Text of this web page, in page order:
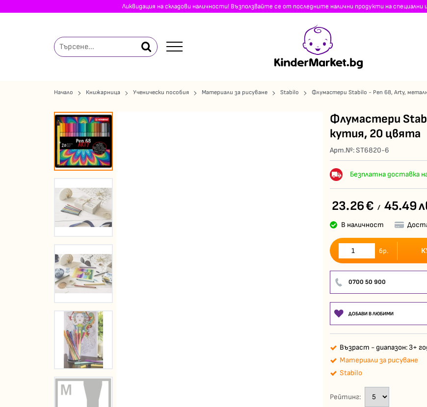
Ликвидация на складови наличности! Възползвайте се от последните налични продукти на специални
Начало Книжарница Ученически пособия Материали за рисуване Stabilo Флумастери Stabilo - Pen 68, Arty,
Флумастери
кутия, 20 цвята
Арт.№:ST6820-6
Безплатна доставка
23.26€ / 45.49
В наличност
бр.
0700 50 900
ДОБАВИ В ЛЮБИМИ
Възраст - диапазон: 3+
Материали за рисуване
Stabilo
Рейтинг: